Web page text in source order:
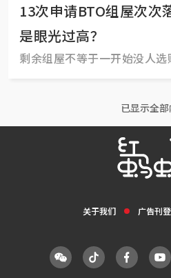
13次申请BTO组屋次
是眼光过高？
剩余组屋不等于一开始没人选
已显示全
关于我们 广告刊登